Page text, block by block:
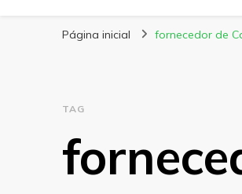
Kabotron
Página inicial fornecedor de
TAG